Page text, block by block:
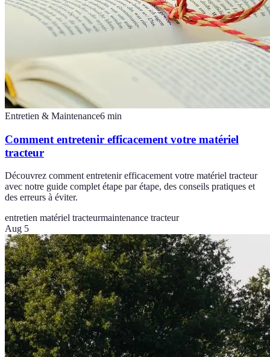
Entretien & Maintenance6 min
Comment entretenir efficacement votre matériel
tracteur
Découvrez comment entretenir efficacement votre matériel tracteur
avec notre guide complet étape par étape, des conseils pratiques et
des erreurs à éviter.
entretien matériel tracteurmaintenance tracteur
Aug 5